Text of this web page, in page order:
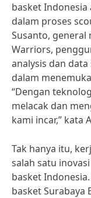
basket
dalam proses
Susanto, general
Warriors,
analysis dan
dalam
“Dengan
melacak dan
kami incar,” kata
Tak hanya itu,
salah satu
basket
basket Surabaya